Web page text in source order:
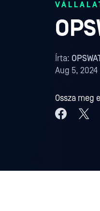
Írta:
Aug 5, 2024
Ossza meg